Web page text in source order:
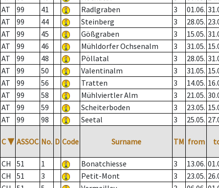
AT
99 41 Radlgraben 3 01.06.
AT
99 44 Steinberg 3 28.05.
AT
99 45 Gößgraben 3 15.05.
AT
99 46 Mühldorfer Ochsenalm 3 31.05.
AT
99 48 Pöllatal 3 28.05.
AT
99 50 Valentinalm 3 31.05.
AT
99 56 Tratten 3 14.05.
AT
99 58 Mühlviertler Alm 3 21.05.
AT
99 59 Scheiterboden 3 23.05.
AT
99 98 Seetal 3 25.05.
C ▼ ASSOC No. D Code Surname TM from
CH 51 1 Bonatchiesse 3 13.06.
CH
51 3 Petit-Mont 3 23.05.